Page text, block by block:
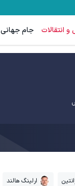
و انتقالات جام جهانی
ارلینگ هالند